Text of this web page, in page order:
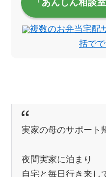
『あんしん相談
複数のお弁当宅配
括でで
実家の母のサポート
夜間実家に泊まり
自宅と毎日行き来し